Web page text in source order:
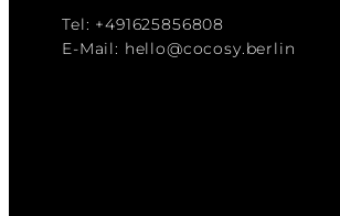
Tel: +491625856808
E-Mail: hello@cocosy.berlin